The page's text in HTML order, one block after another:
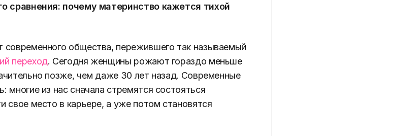
сравнения: почему материнство кажется тихой
современного общества, пережившего так называемый
переход. Сегодня женщины рожают гораздо меньше
позже, чем даже 30 лет назад. Современные
многие из нас сначала стремятся состояться
свое место в карьере, а уже потом становятся